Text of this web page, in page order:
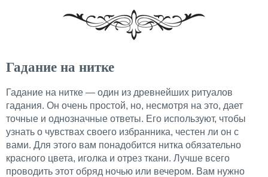
Гадание на нитке
Гадание на нитке — один из древнейших ритуалов
гадания. Он очень простой, но, несмотря на это, дает
точные и однозначные ответы. Его используют, чтобы
узнать о чувствах своего избранника, честен ли он с
вами. Для этого вам понадобится нитка обязательно
красного цвета, иголка и отрез ткани. Лучше всего
проводить этот обряд ночью или вечером. Вам нужно